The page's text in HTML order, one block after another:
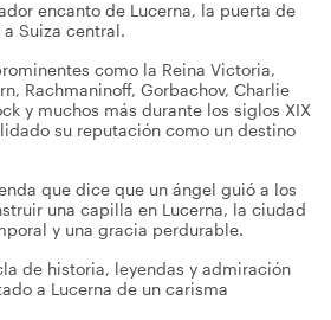
encanto de Lucerna, la puerta de
Suiza central.
como la Reina Victoria,
Rachmaninoff, Gorbachov, Charlie
y muchos más durante los siglos XIX
su reputación como un destino
que dice que un ángel guió a los
una capilla en Lucerna, la ciudad
y una gracia perdurable.
de historia, leyendas y admiración
a Lucerna de un carisma